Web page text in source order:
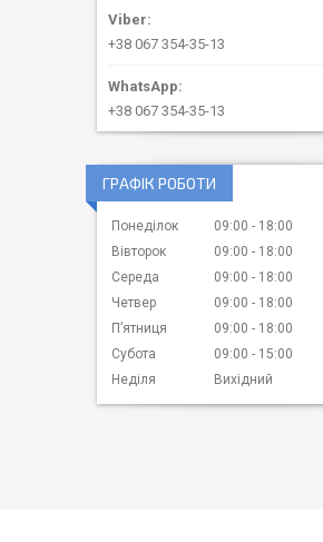
+38 067 354-35-13
+38 067 354-35-13
ГРАФІК РОБОТИ
Понеділок 09:00
18:00
Вівторок
09:00
18:00
Середа
09:00
18:00
Четвер
09:00
18:00
Пʼятниця
09:00
18:00
Субота
09:00
15:00
Неділя
Вихідний